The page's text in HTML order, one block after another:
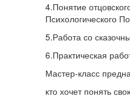
4.Понятие
Психологического
5.Работа со
6.Практическая
Мастер-класс
кто хочет понять